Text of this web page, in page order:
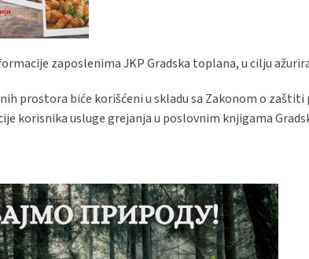
zaposlenima JKP Gradska toplana, u cilju
prostora biće korišćeni u skladu sa Zakonom o
korisnika usluge grejanja u poslovnim knjigama